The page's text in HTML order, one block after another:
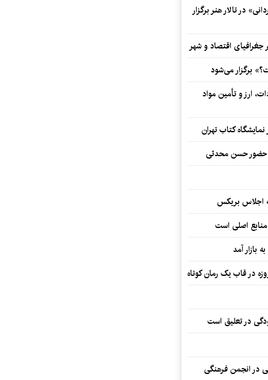
در تالار هنر برگزار
اقتصاد و شهر
برگزار می‌شود
ارز و تأمین مواد
کتاب تهران
حضور حسن محدثی
اجلاس بریکس
منابع اصلی است
بازار آمد
در تعلیق است
در انجمن فرهنگی